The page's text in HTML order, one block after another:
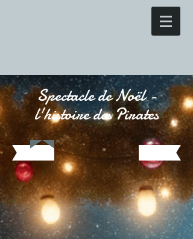
Spectacle de Noël -
l'histoire des Pirates